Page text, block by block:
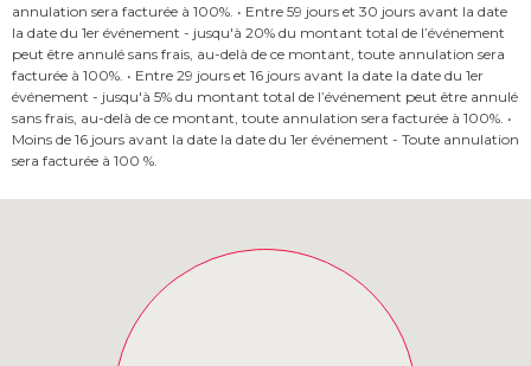
annulation sera facturée à 100%. • Entre 59 jours et 30 jours avant la date
la date du 1er événement - jusqu'à 20% du montant total de l’événement
peut être annulé sans frais, au-delà de ce montant, toute annulation sera
facturée à 100%. • Entre 29 jours et 16 jours avant la date la date du 1er
événement - jusqu'à 5% du montant total de l’événement peut être annulé
sans frais, au-delà de ce montant, toute annulation sera facturée à 100%. •
Moins de 16 jours avant la date la date du 1er événement - Toute annulation
sera facturée à 100 %.